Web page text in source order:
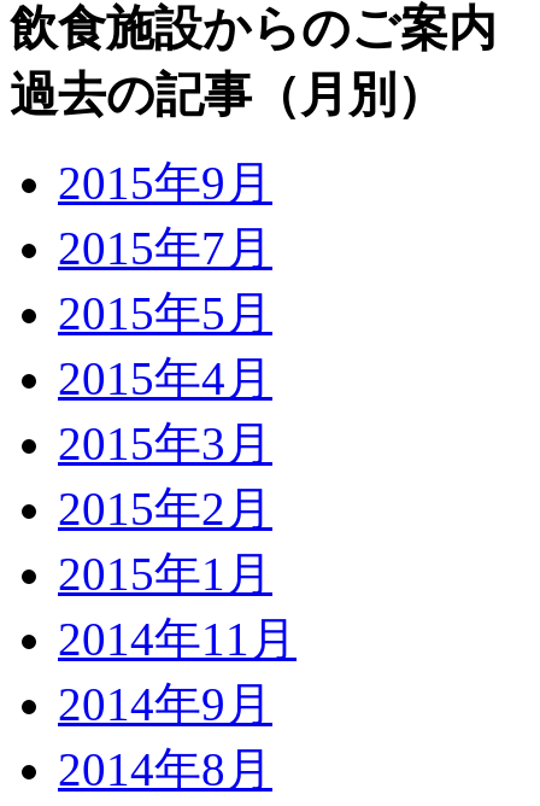
飲食施設からのご案内
過去の記事（月別）
2015年9月
2015年7月
2015年5月
2015年4月
2015年3月
2015年2月
2015年1月
2014年11月
2014年9月
2014年8月